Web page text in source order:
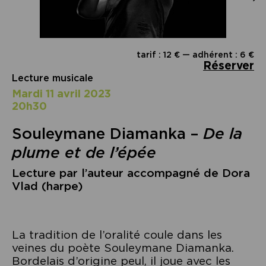
tarif : 12 € — adhérent : 6 €
Réserver
Lecture musicale
mardi 11 avril 2023
20h30
Souleymane Diamanka – De la
plume et de l’épée
Lecture par l’auteur accompagné de Dora
Vlad (harpe)
La tradition de l’oralité coule dans les
veines du poète Souleymane Diamanka.
Bordelais d’origine peul, il joue avec les